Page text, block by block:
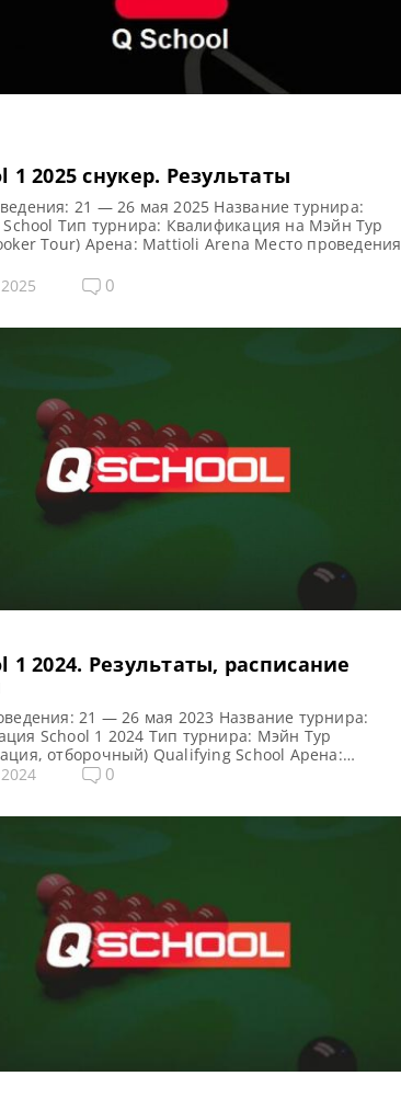
1 2025 cнукер. Результаты
21 — 26 мая 2025 Название турнира:
Тип турнира: Квалификация на Мэйн Тур
Tour) Арена: Mattioli Arena Место проведения
Примечание: Всего будет разыграно восемь
Snooker Tour, а финалисты (ПОБЕДИТЕЛИ) каждого
0
1 2024. Результаты, расписание
21 — 26 мая 2023 Название турнира:
School 1 2024 Тип турнира: Мэйн Тур
отборочный) Qualifying School Арена:
Arena Место проведения (населенный пункт,
0